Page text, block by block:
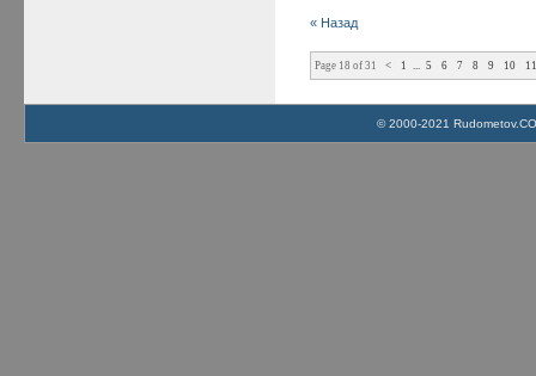
« Назад
Page 18 of 31 < 1 5 6 7 8 9 10
© 2000-2021